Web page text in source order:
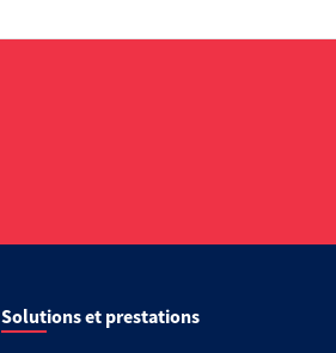
Solutions et prestations